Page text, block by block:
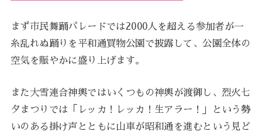
まず市民舞踊パレードでは2000人を超える参加者が一
糸乱れぬ踊りを平和通買物公園で披露して、公園全体の
空気を賑やかに盛り上げます。
また大雪連合神輿ではいくつもの神輿が渡御し、烈火七
夕まつりでは「レッカ！レッカ！生アラー！」という勢
いのある掛け声とともに山車が昭和通を進むという見ど